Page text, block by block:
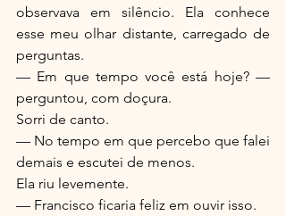
observava em silêncio. Ela conhece
esse meu olhar distante, carregado de
perguntas.
— Em que tempo você está hoje? —
perguntou, com doçura.
Sorri de canto.
— No tempo em que percebo que falei
demais e escutei de menos.
Ela riu levemente.
— Francisco ficaria feliz em ouvir isso.